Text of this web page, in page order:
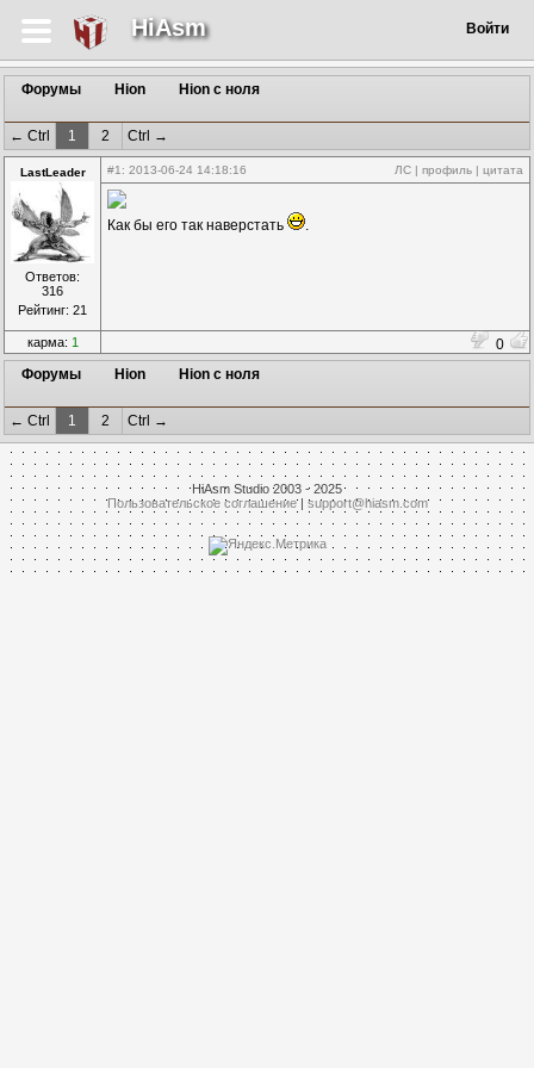
HiAsm Войти
Форумы Hion Hion c ноля
← Ctrl 1 2 Ctrl →
LastLeader
Ответов:
316
Рейтинг: 21
#1 : 2013-06-24 14:18:16 ЛС | профиль | цитата
Как бы его так наверстать .
карма: 1
0
Форумы
Hion Hion c ноля
← Ctrl 1 2 Ctrl →
HiAsm Studio 2003 - 2025
Пользовательское соглашение| support@hiasm.com